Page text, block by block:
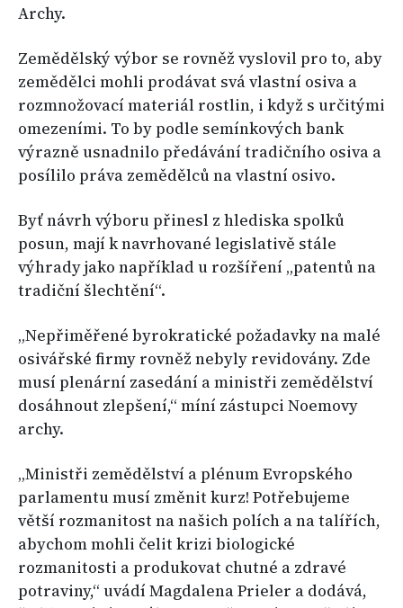
Archy.
Zemědělský výbor se rovněž vyslovil pro to, aby
zemědělci mohli prodávat svá vlastní osiva a
rozmnožovací materiál rostlin, i když s určitými
omezeními. To by podle semínkových bank
výrazně usnadnilo předávání tradičního osiva a
posílilo práva zemědělců na vlastní osivo.
Byť návrh výboru přinesl z hlediska spolků
posun, mají k navrhované legislativě stále
výhrady jako například u rozšíření „patentů na
tradiční šlechtění“.
„Nepřiměřené byrokratické požadavky na malé
osivářské firmy rovněž nebyly revidovány. Zde
musí plenární zasedání a ministři zemědělství
dosáhnout zlepšení,“ míní zástupci Noemovy
archy.
„Ministři zemědělství a plénum Evropského
parlamentu musí změnit kurz! Potřebujeme
větší rozmanitost na našich polích a na talířích,
abychom mohli čelit krizi biologické
rozmanitosti a produkovat chutné a zdravé
potraviny,“ uvádí Magdalena Prieler a dodává,